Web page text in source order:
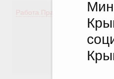
Работа Правительства